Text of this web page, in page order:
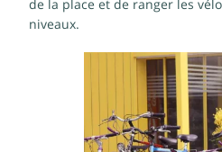
de la place et de ranger les
niveaux.